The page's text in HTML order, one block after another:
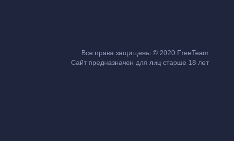
Все права защищены © 2020 FreeTeam
Сайт предназначен для лиц старше 18 лет